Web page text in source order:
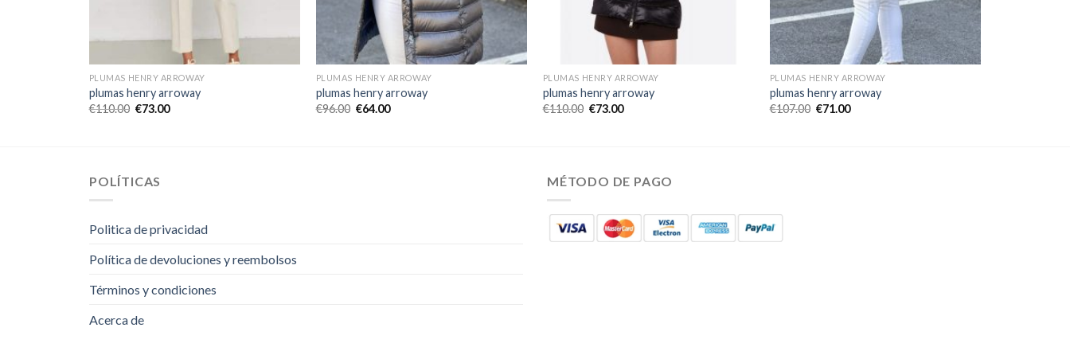
PLUMAS HENRY ARROWAY
plumas henry arroway
€110.00 €73.00
PLUMAS HENRY ARROWAY
plumas henry arroway
€96.00 €64.00
PLUMAS HENRY ARROWAY
plumas henry arroway
€110.00 €73.00
PLUMAS HENRY ARROWAY
plumas henry arroway
€107.00 €71.00
POLÍTICAS
Politica de privacidad
Política de devoluciones y reembolsos
Términos y condiciones
Acerca de
MÉTODO DE PAGO